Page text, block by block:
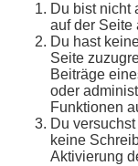
Du bist nicht
auf der Seite
Du hast
Seite
Beiträge
oder
Funktionen
Du
keine
Aktivierung